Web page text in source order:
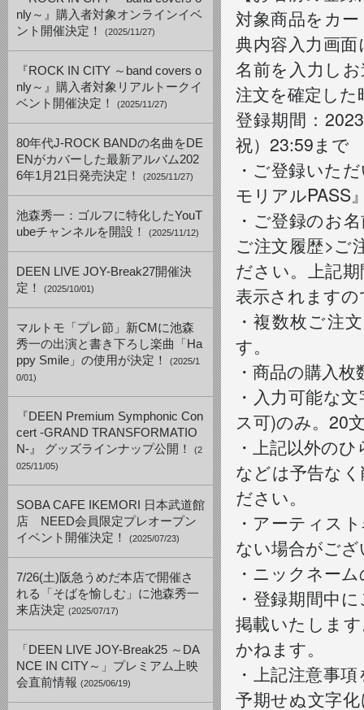
nly～』購入者対象オンラインイベ
ント開催決定！
(2025/11/27)
『ROCK IN CITY ～band covers o
nly～』購入者対象リアルトークイ
ベント開催決定！
(2025/11/27)
80年代J-ROCK BANDの名曲をDE
ENがカバーした最新アルバム202
6年1月21日発売決定！
(2025/11/27)
池森秀一：ゴルフに特化したYouT
ubeチャンネルを開設！
(2025/11/12)
DEEN LIVE JOY-Break27開催決
定！
(2025/10/01)
マルトモ「プレ節」新CMに池森
秀一の出演と書き下ろし楽曲「Ha
ppy Smile」の使用が決定！
(2025/1
0/01)
『DEEN Premium Symphonic Con
cert -GRAND TRANSFORMATIO
N-』 グッズラインナップ公開！
(2
025/11/05)
SOBA CAFE IKEMORI 日本武道館
店 NEED会員限定プレオープン
イベント開催決定！
(2025/07/23)
7/26(土)阪急うめだ本店で開催さ
れる「そばを愉しむ」に池森秀一
来店決定 (2025/07/17)
「DEEN LIVE JOY-Break25 ～DA
NCE IN CITY～」プレミアム上映
会直前情報 (2025/06/19)
対象商品をカ
典内容入力画
名前を入力し
注文を確定し
登録期間：
祝）23:59まで
・ご登録いた
モリアルPASS
・ご登録のお
ご注文履歴>ご
ださい。上記
表示されます
・複数枚ご注
す。
・商品の購入
・入力可能な
ス可)のみ。20
・上記以外の
などは予告な
ださい。
・アーティス
ない場合がご
・ニックネー
・登録期間中
掲載いたしま
かねます。
・上記注意事
予期せぬ文字